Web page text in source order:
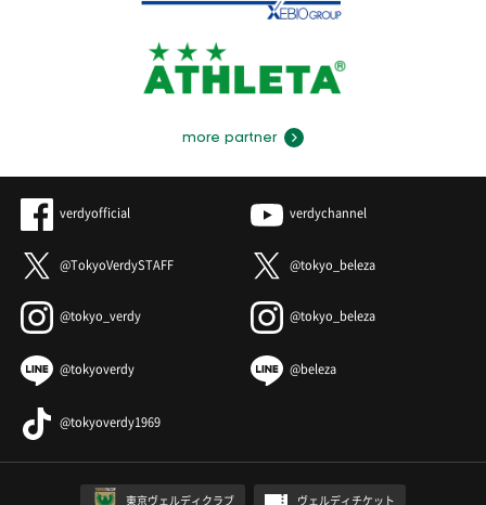
more partner
verdyofficial verdychannel
@TokyoVerdySTAFF @tokyo_beleza
@tokyo_verdy @tokyo_beleza
@tokyoverdy @beleza
@tokyoverdy1969
東京ヴェルディクラブ ヴェルディチケット